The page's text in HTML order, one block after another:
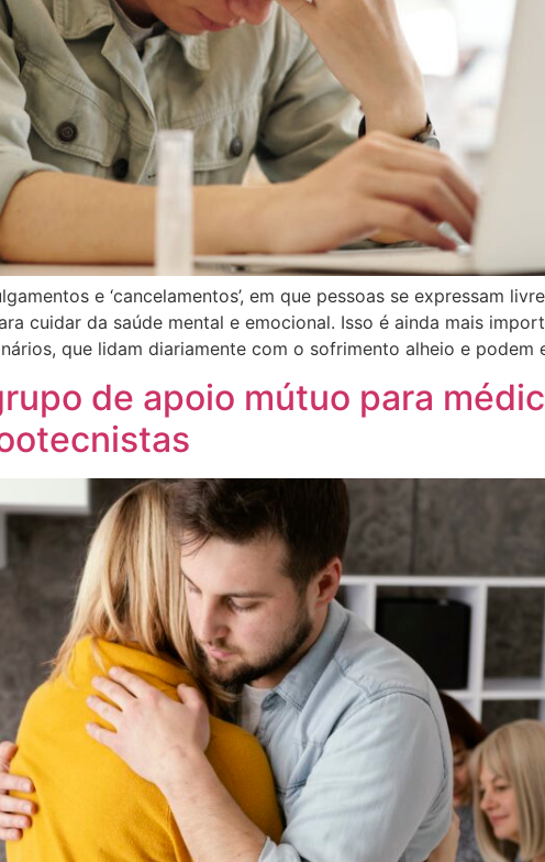
e ‘cancelamentos’, em que pessoas se expressam
cuidar da saúde mental e emocional. Isso é ainda mais
que lidam diariamente com o sofrimento alheio e
de apoio mútuo para